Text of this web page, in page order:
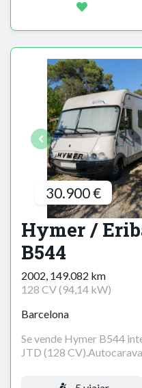
30.900 €
Hymer /
B544
2002, 149.082 km
128 CV (94,14 kW)
Barcelona
Se vende Hymer B544
JTD (128